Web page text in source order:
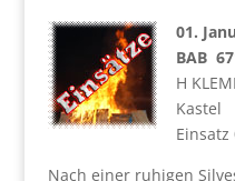
01.
BAB
H
Kastel
Einsatz
Nach einer ruhigen